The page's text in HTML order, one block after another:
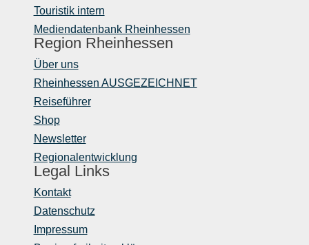
Touristik intern
Mediendatenbank Rheinhessen
Region Rheinhessen
Über uns
Rheinhessen AUSGEZEICHNET
Reiseführer
Shop
Newsletter
Regionalentwicklung
Legal Links
Kontakt
Datenschutz
Impressum